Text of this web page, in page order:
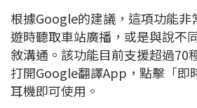
根據Google的建議，這項功能非
遊時聽取車站廣播，或是與說不
敘溝通。該功能目前支援超過70
打開Google翻譯App，點擊「即
耳機即可使用。